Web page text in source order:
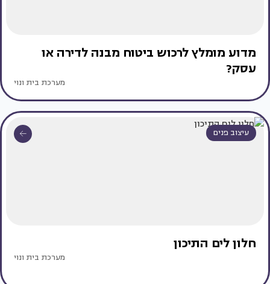
מדוע מומלץ לרכוש ביטוח מבנה לדירה או
עסק?
מערכת בית ונוי
עיצוב פנים
חלון לים התיכון
מערכת בית ונוי